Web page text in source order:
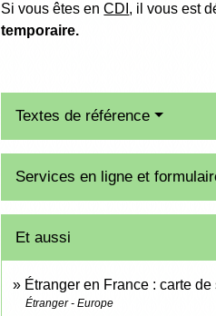
Si vous êtes enCDI , il vous est
temporaire.
Textes de référence
Services en ligne et
Et aussi
Étranger en France : carte
Étranger - Europe